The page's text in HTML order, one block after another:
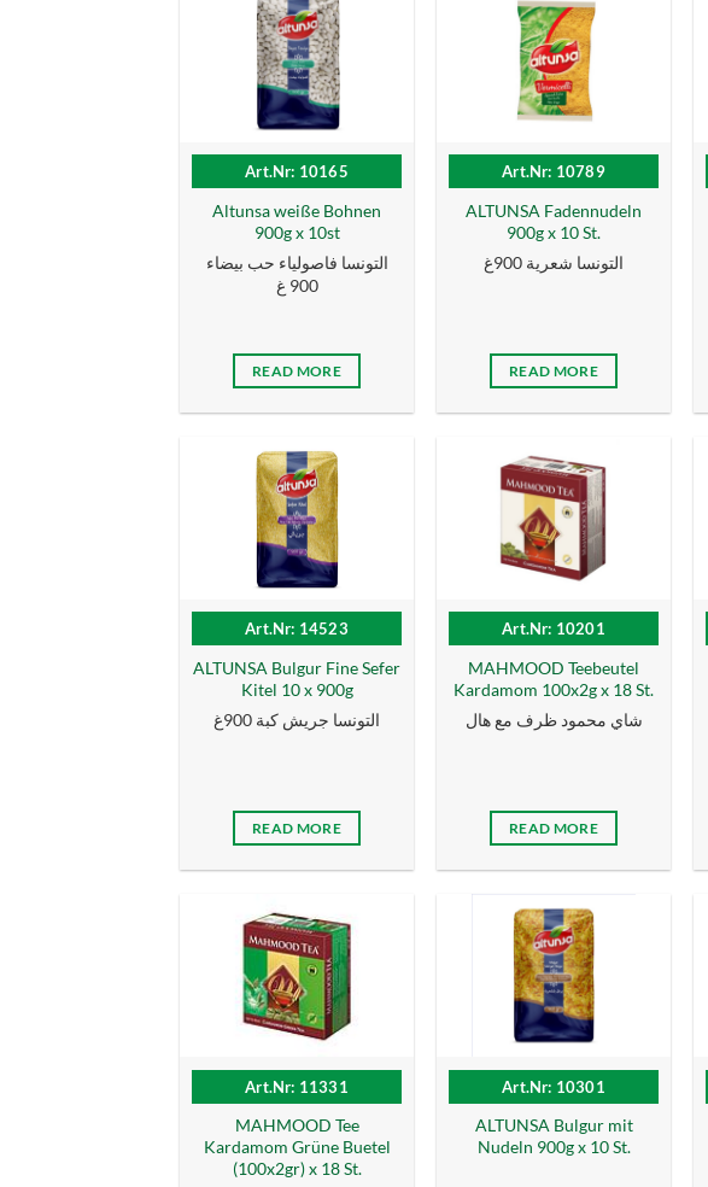
Art.Nr: 10165
Altunsa weiße Bohnen
900g x 10st
التونسا فاصولياء حب بيضاء
900 غ
READ MORE
Art.Nr: 10789
ALTUNSA Fadennudeln
900g x 10 St.
التونسا شعرية 900غ
READ MORE
Art.Nr: 14523
ALTUNSA Bulgur Fine Sefer
Kitel 10 x 900g
التونسا جريش كبة 900غ
READ MORE
Art.Nr: 10201
MAHMOOD Teebeutel
Kardamom 100x2g x 18 St.
شاي محمود ظرف مع هال
READ MORE
Art.Nr: 11331
MAHMOOD Tee
Kardamom Grüne Buetel
(100x2gr) x 18 St.
Art.Nr: 10301
ALTUNSA Bulgur mit
Nudeln 900g x 10 St.